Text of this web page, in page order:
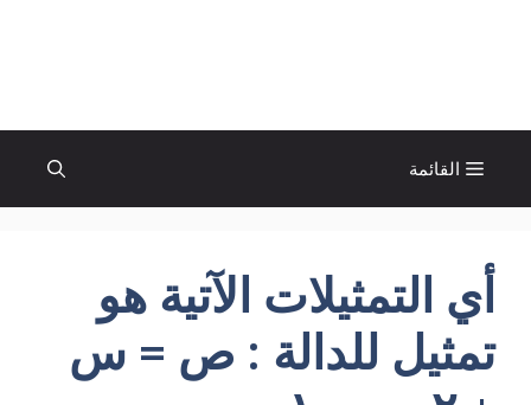
القائمة
أي التمثيلات الآتية هو
تمثيل للدالة : ص = س